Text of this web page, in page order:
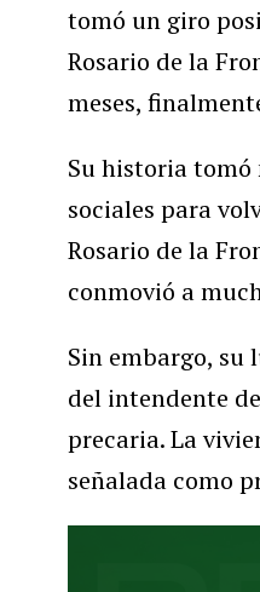
tomó un giro
Rosario de la
meses,
Su historia tomó
sociales para
Rosario de la
conmovió a
Sin embargo, su
del intendente
precaria. La
señalada como